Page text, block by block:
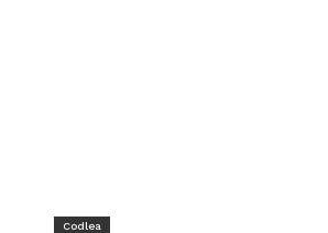
Codlea